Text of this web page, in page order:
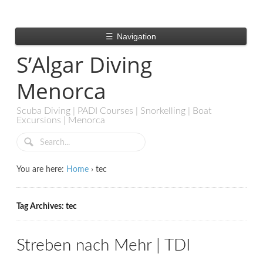
☰ Navigation
S’Algar Diving
Menorca
Scuba Diving | PADI Courses | Snorkelling | Boat
Excursions | Menorca
You are here: Home › tec
Tag Archives: tec
Streben nach Mehr | TDI